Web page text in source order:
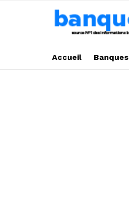
Accueil Banques